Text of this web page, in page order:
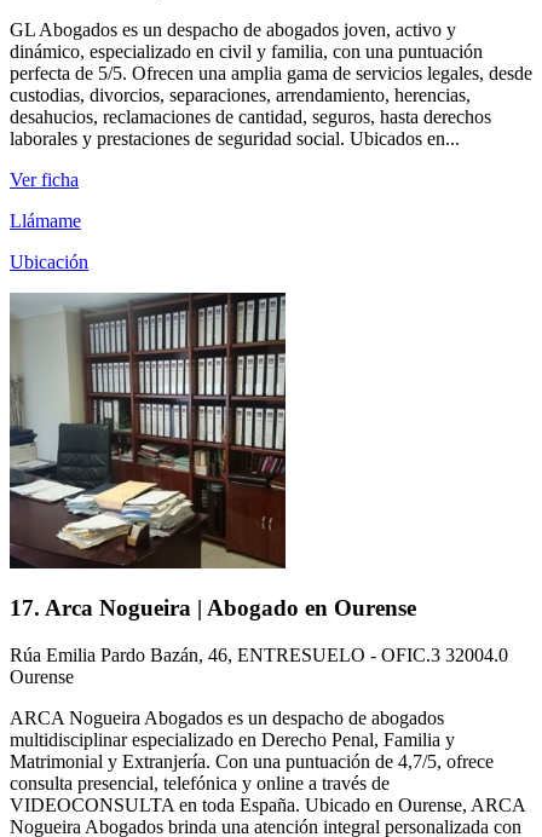
GL Abogados es un despacho de abogados joven, activo y
dinámico, especializado en civil y familia, con una puntuación
perfecta de 5/5. Ofrecen una amplia gama de servicios legales, desde
custodias, divorcios, separaciones, arrendamiento, herencias,
desahucios, reclamaciones de cantidad, seguros, hasta derechos
laborales y prestaciones de seguridad social. Ubicados en...
Ver ficha
Llámame
Ubicación
17. Arca Nogueira | Abogado en Ourense
Rúa Emilia Pardo Bazán, 46, ENTRESUELO - OFIC.3 32004.0
Ourense
ARCA Nogueira Abogados es un despacho de abogados
multidisciplinar especializado en Derecho Penal, Familia y
Matrimonial y Extranjería. Con una puntuación de 4,7/5, ofrece
consulta presencial, telefónica y online a través de
VIDEOCONSULTA en toda España. Ubicado en Ourense, ARCA
Nogueira Abogados brinda una atención integral personalizada con